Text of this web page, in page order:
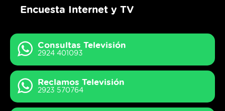
Encuesta Internet y TV
Consultas Televisión
2924 401093
Reclamos Televisión
2923 570764